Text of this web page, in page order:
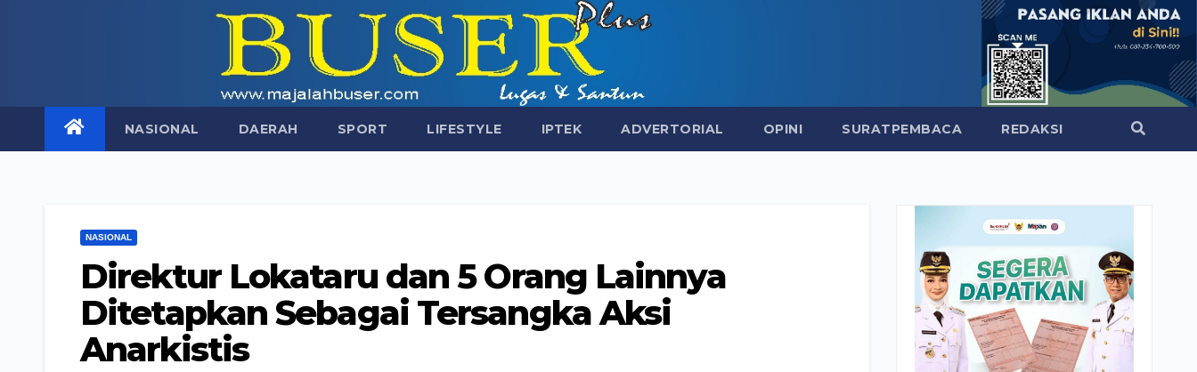
NASIONAL DAERAH SPORT LIFESTYLE IPTEK ADVERTORIAL OPINI SURATPEMBACA REDAKSI
NASIONAL
Direktur Lokataru dan 5 Orang Lainnya
Ditetapkan Sebagai Tersangka Aksi
Anarkistis